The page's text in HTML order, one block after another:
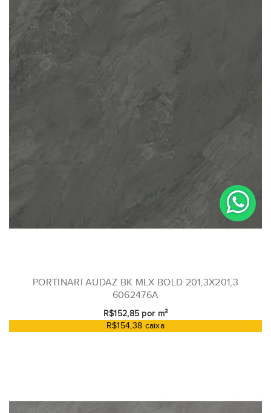
PORTINARI AUDAZ BK MLX BOLD 201,3X201,3
6062476A
R$152,85 por m²
R$154,38 caixa